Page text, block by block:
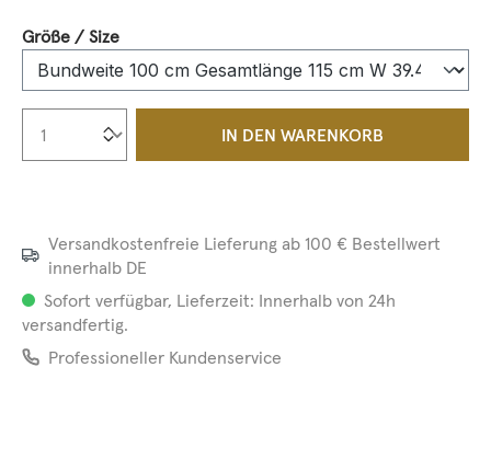
Größe / Sizeauswählen
Produkt Anzahl: Gib den
IN DEN WARENKORB
Versandkostenfreie Lieferung ab 100 € Bestellwert
innerhalb DE
Sofort verfügbar, Lieferzeit: Innerhalb von 24h
versandfertig.
Professioneller Kundenservice